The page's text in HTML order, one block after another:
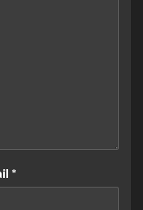
*